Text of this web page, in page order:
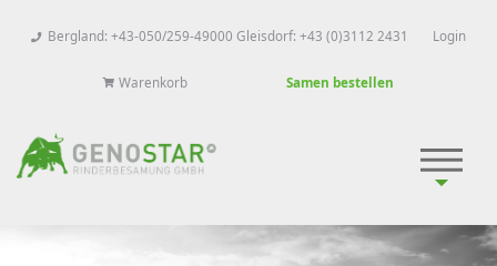
Bergland: +43-050/259-49000 Gleisdorf: +43 (0)3112 2431 Login
Warenkorb Samen bestellen